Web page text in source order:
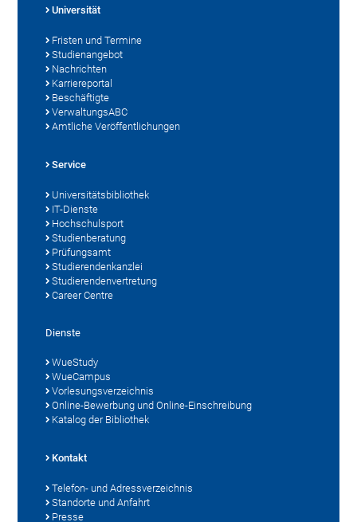
Universität
Fristen und Termine
Studienangebot
Nachrichten
Karriereportal
Beschäftigte
VerwaltungsABC
Amtliche Veröffentlichungen
Service
Universitätsbibliothek
IT-Dienste
Hochschulsport
Studienberatung
Prüfungsamt
Studierendenkanzlei
Studierendenvertretung
Career Centre
Dienste
WueStudy
WueCampus
Vorlesungsverzeichnis
Online-Bewerbung und Online-Einschreibung
Katalog der Bibliothek
Kontakt
Telefon- und Adressverzeichnis
Standorte und Anfahrt
Presse